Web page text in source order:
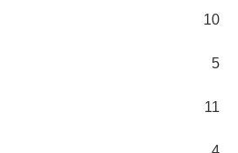
10
5
11